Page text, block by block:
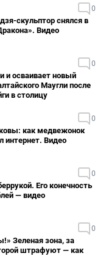
0
скульптор снялся в
Видео
0
и осваивает новый
Маугли после
в столицу
0
как медвежонок
интернет. Видео
0
Его конечность
— видео
0
Зеленая зона, за
штрафуют — как